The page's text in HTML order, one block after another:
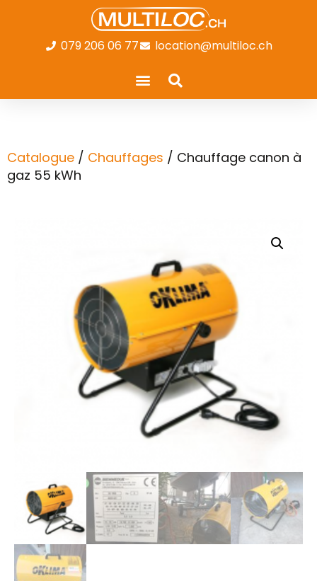
079 206 06 77 location@multiloc.ch
Catalogue / Chauffages / Chauffage canon à
gaz 55 kWh